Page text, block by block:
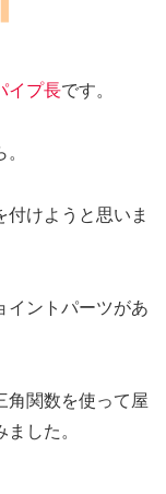
イプ長です。
けようと思いま
イントパーツがあ
角関数を使って屋
した。